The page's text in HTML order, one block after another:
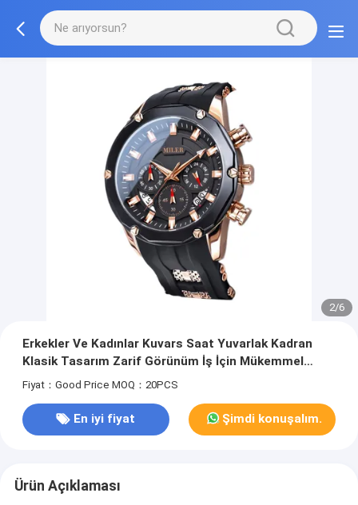
2/6
Erkekler Ve Kadınlar Kuvars Saat Yuvarlak Kadran
Klasik Tasarım Zarif Görünüm İş İçin Mükemmel
Rahat Ve Açık Hava Etkinlikleri
Fiyat：Good Price MOQ：20PCS
En iyi fiyat Şimdi konuşalım.
Ürün Açıklaması